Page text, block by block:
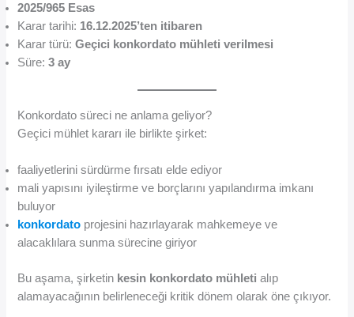
2025/965 Esas
Karar tarihi: 16.12.2025’ten itibaren
Karar türü:Geçici konkordato mühleti verilmesi
Süre:3 ay
Konkordato süreci ne anlama geliyor?
Geçici mühlet kararı ile birlikte şirket:
faaliyetlerini sürdürme fırsatı elde ediyor
mali yapısını iyileştirme ve borçlarını yapılandırma imkanı
buluyor
konkordato projesini hazırlayarak mahkemeye ve
alacaklılara sunma sürecine giriyor
Bu aşama, şirketin kesin konkordato mühleti alıp
alamayacağının belirleneceği kritik dönem olarak öne çıkıyor.